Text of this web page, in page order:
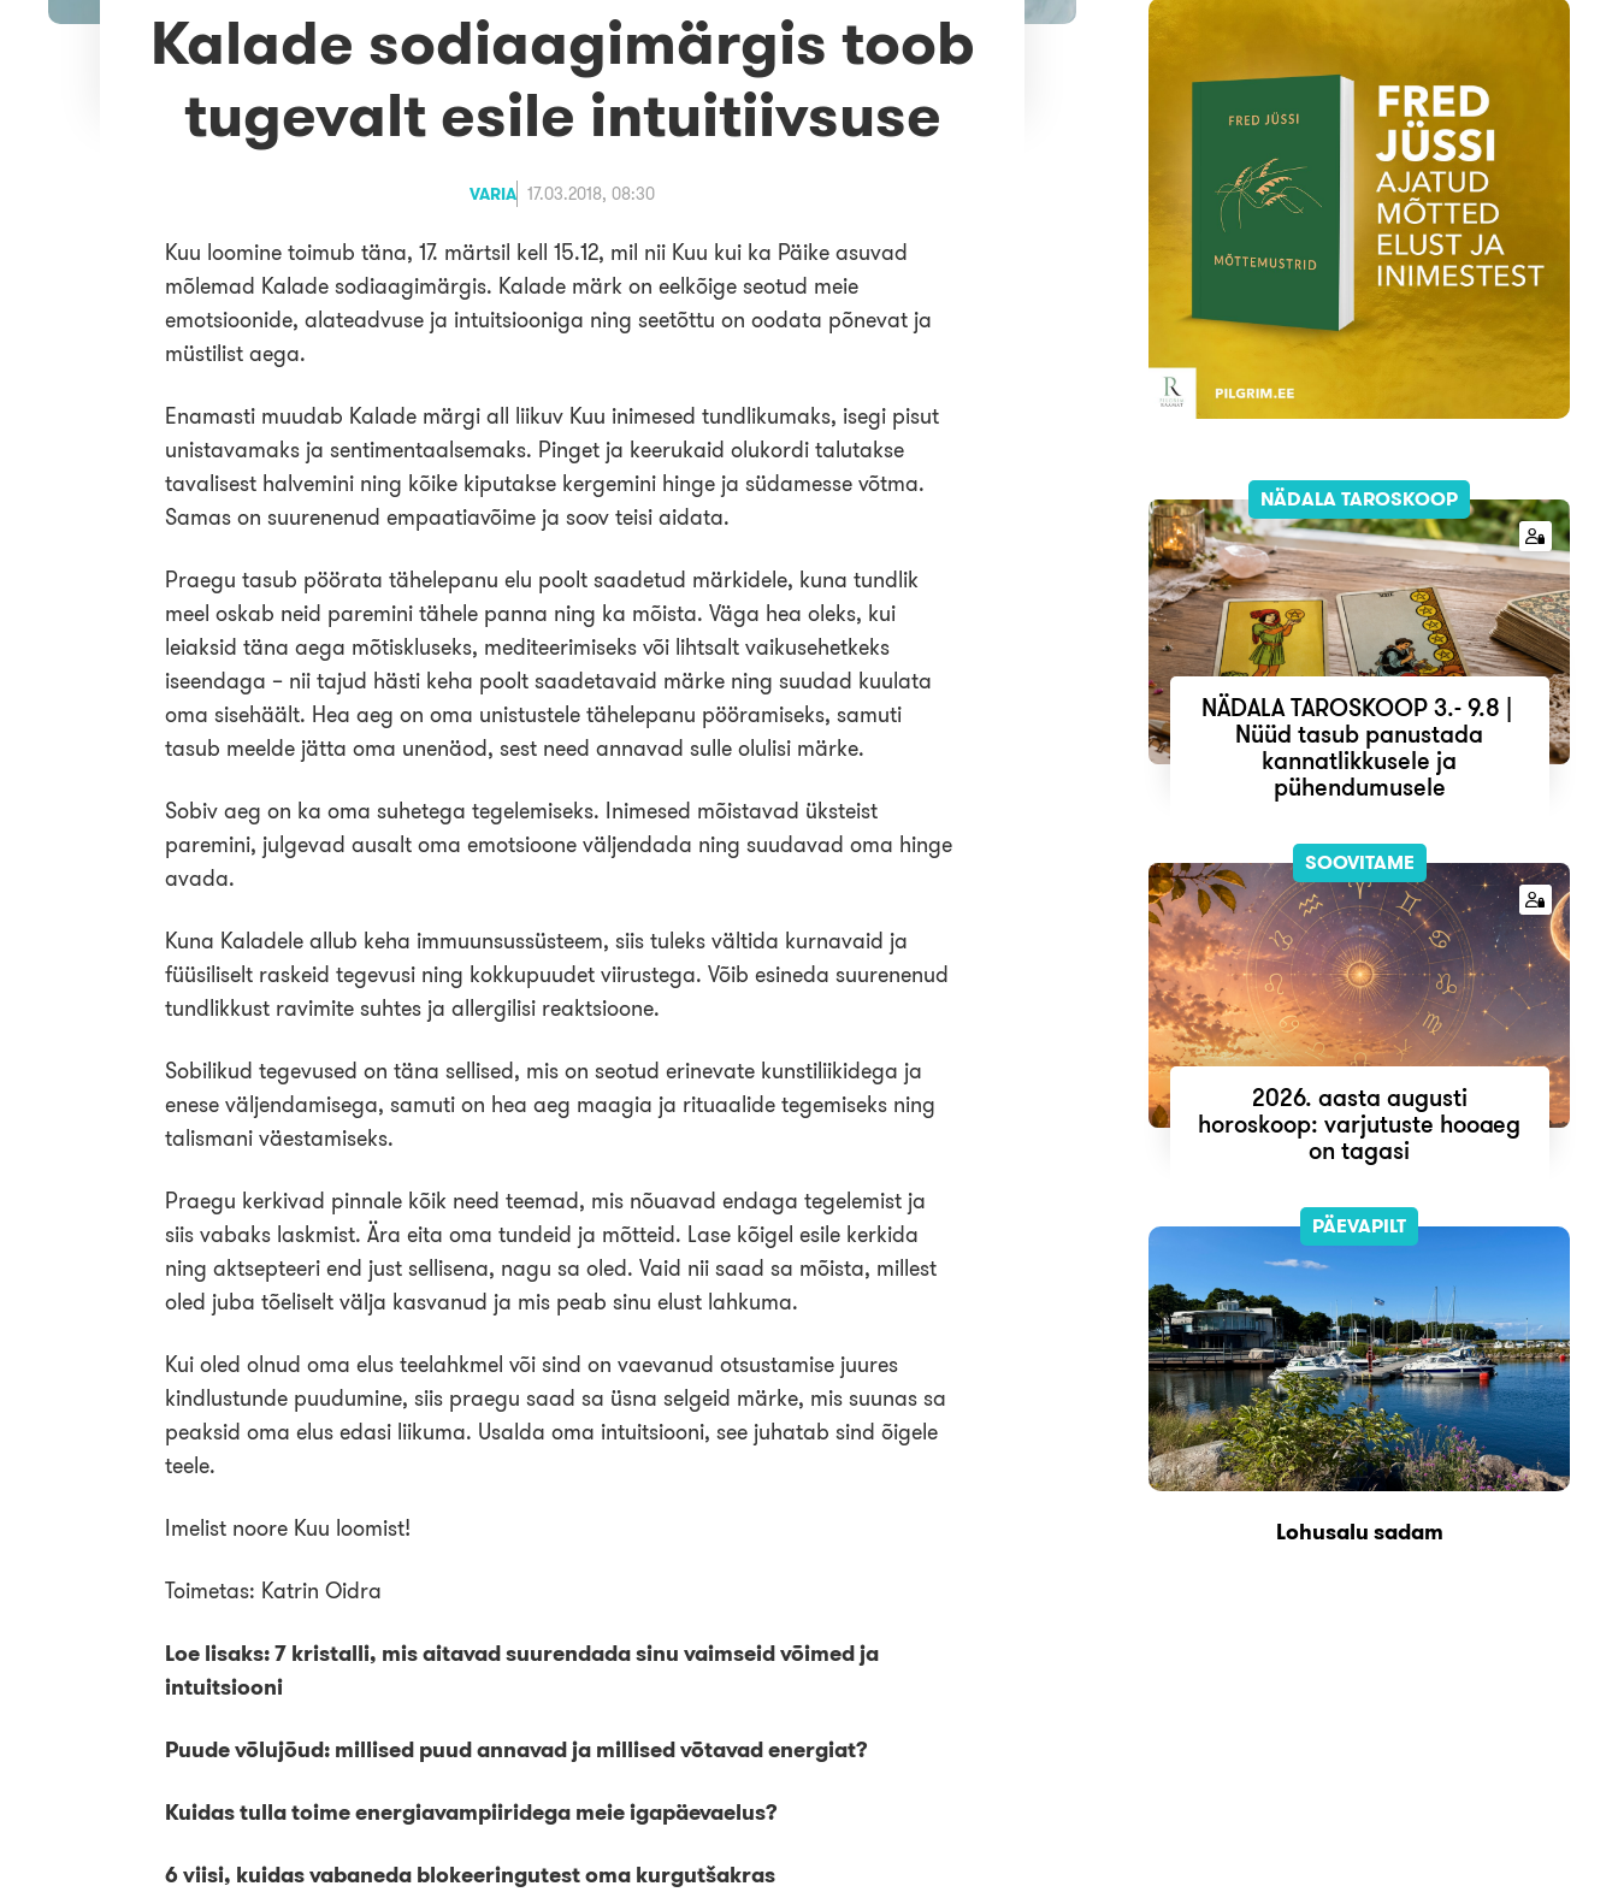
Kalade sodiaagimärgis toob
tugevalt esile intuitiivsuse
VARIA 17.03.2018, 08:30
Kuu loomine toimub täna, 17. märtsil kell 15.12, mil nii Kuu kui ka Päike asuvad
mõlemad Kalade sodiaagimärgis. Kalade märk on eelkõige seotud meie
emotsioonide, alateadvuse ja intuitsiooniga ning seetõttu on oodata põnevat ja
müstilist aega.
Enamasti muudab Kalade märgi all liikuv Kuu inimesed tundlikumaks, isegi pisut
unistavamaks ja sentimentaalsemaks. Pinget ja keerukaid olukordi talutakse
tavalisest halvemini ning kõike kiputakse kergemini hinge ja südamesse võtma.
Samas on suurenenud empaatiavõime ja soov teisi aidata.
Praegu tasub pöörata tähelepanu elu poolt saadetud märkidele, kuna tundlik
meel oskab neid paremini tähele panna ning ka mõista. Väga hea oleks, kui
leiaksid täna aega mõtiskluseks, mediteerimiseks või lihtsalt vaikusehetkeks
iseendaga – nii tajud hästi keha poolt saadetavaid märke ning suudad kuulata
oma sisehäält. Hea aeg on oma unistustele tähelepanu pööramiseks, samuti
tasub meelde jätta oma unenäod, sest need annavad sulle olulisi märke.
Sobiv aeg on ka oma suhetega tegelemiseks. Inimesed mõistavad üksteist
paremini, julgevad ausalt oma emotsioone väljendada ning suudavad oma hinge
avada.
Kuna Kaladele allub keha immuunsussüsteem, siis tuleks vältida kurnavaid ja
füüsiliselt raskeid tegevusi ning kokkupuudet viirustega. Võib esineda suurenenud
tundlikkust ravimite suhtes ja allergilisi reaktsioone.
Sobilikud tegevused on täna sellised, mis on seotud erinevate kunstiliikidega ja
enese väljendamisega, samuti on hea aeg maagia ja rituaalide tegemiseks ning
talismani väestamiseks.
Praegu kerkivad pinnale kõik need teemad, mis nõuavad endaga tegelemist ja
siis vabaks laskmist. Ära eita oma tundeid ja mõtteid. Lase kõigel esile kerkida
ning aktsepteeri end just sellisena, nagu sa oled. Vaid nii saad sa mõista, millest
oled juba tõeliselt välja kasvanud ja mis peab sinu elust lahkuma.
Kui oled olnud oma elus teelahkmel või sind on vaevanud otsustamise juures
kindlustunde puudumine, siis praegu saad sa üsna selgeid märke, mis suunas sa
peaksid oma elus edasi liikuma. Usalda oma intuitsiooni, see juhatab sind õigele
teele.
Imelist noore Kuu loomist!
Toimetas: Katrin Oidra
Loe lisaks: 7 kristalli, mis aitavad suurendada sinu vaimseid võimed ja
intuitsiooni
Puude võlujõud: millised puud annavad ja millised võtavad energiat?
Kuidas tulla toime energiavampiiridega meie igapäevaelus?
6 viisi, kuidas vabaneda blokeeringutest oma kurgutšakras
NÄDALA TAROSKOOP
NÄDALA TAROSKOOP 3.- 9.8 |
Nüüd tasub panustada
kannatlikkusele ja
pühendumusele
SOOVITAME
2026. aasta augusti
horoskoop: varjutuste hooaeg
on tagasi
PÄEVAPILT
Lohusalu sadam